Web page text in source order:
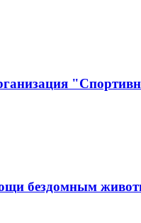
бездомным